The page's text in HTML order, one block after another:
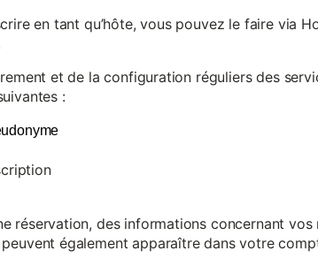
en tant qu’hôte, vous pouvez le faire via
et de la configuration réguliers des
:
réservation, des informations concernant
peuvent également apparaître dans votre